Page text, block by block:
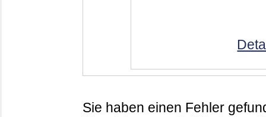
Sie haben einen Fehler